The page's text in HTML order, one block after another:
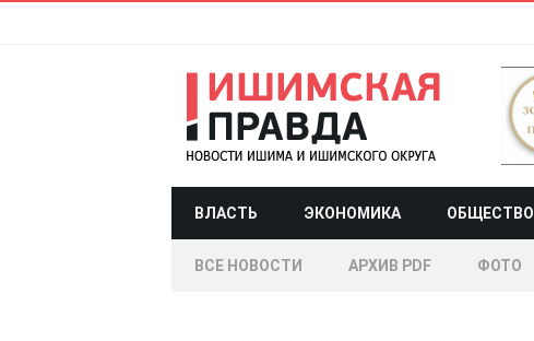
ВЛАСТЬ ЭКОНОМИКА ОБЩЕСТВО
ВСЕ НОВОСТИ АРХИВ PDF ФОТО